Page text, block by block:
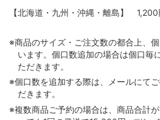
【北海道・九州・沖縄・離島】 1,200
※商品のサイズ・ご注文数の都合上、
います。個口数追加の場合は個口毎
ただきます。
※個口数を追加する際は、メールにて
だきます。
※複数商品ご予約の場合は、商品合計